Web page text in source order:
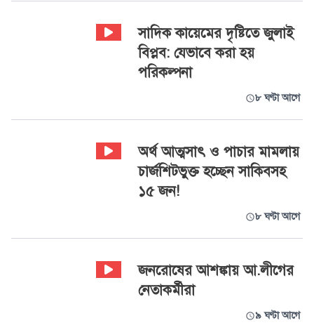
সাদিক কায়েমের দৃষ্টিতে জুলাই
বিপ্লব: যেভাবে করা হয়
পরিকল্পনা
৮ ঘণ্টা আগে
অর্থ আত্মসাৎ ও পাচার মামলায়
চার্জশিটভুক্ত হচ্ছেন সাকিবসহ
১৫ জন!
৮ ঘণ্টা আগে
জনরোষের আশঙ্কায় আ.লীগের
নেতাকর্মীরা
৯ ঘণ্টা আগে